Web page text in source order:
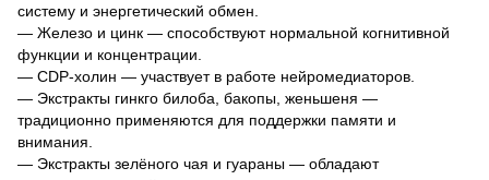
систему и энергетический обмен.
— Железо и цинк — способствуют нормальной когнитивной
функции и концентрации.
— CDP-холин — участвует в работе нейромедиаторов.
— Экстракты гинкго билоба, бакопы, женьшеня —
традиционно применяются для поддержки памяти и
внимания.
— Экстракты зелёного чая и гуараны — обладают